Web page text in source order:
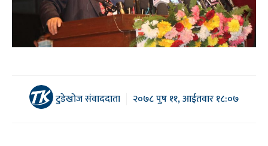
टुडेखोज संवाददाता २०७८ पुष ११, आईतवार १८:०७